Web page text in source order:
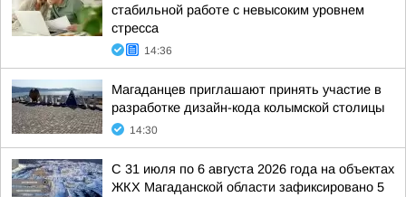
стабильной работе с невысоким уровнем
стресса
14:36
Магаданцев приглашают принять участие в
разработке дизайн-кода колымской столицы
14:30
С 31 июля по 6 августа 2026 года на объектах
ЖКХ Магаданской области зафиксировано 5